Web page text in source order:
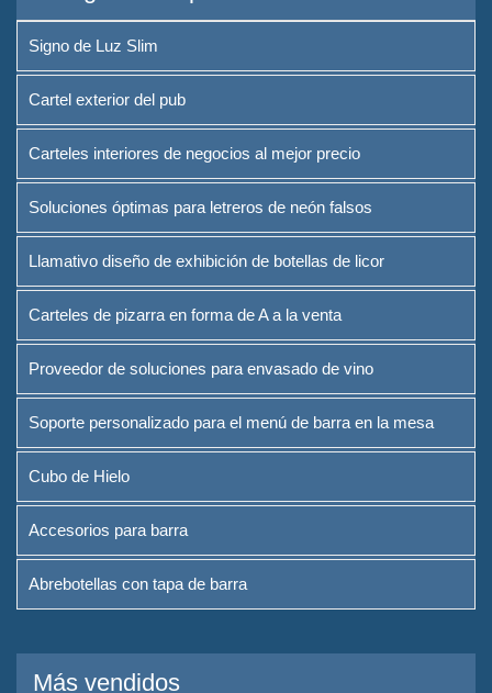
Signo de Luz Slim
Cartel exterior del pub
Carteles interiores de negocios al mejor precio
Soluciones óptimas para letreros de neón falsos
Llamativo diseño de exhibición de botellas de licor
Carteles de pizarra en forma de A a la venta
Proveedor de soluciones para envasado de vino
Soporte personalizado para el menú de barra en la mesa
Cubo de Hielo
Accesorios para barra
Abrebotellas con tapa de barra
Más vendidos